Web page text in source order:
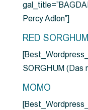
Percy Adlon”]
RED
SORGHUM (Das
MOMO